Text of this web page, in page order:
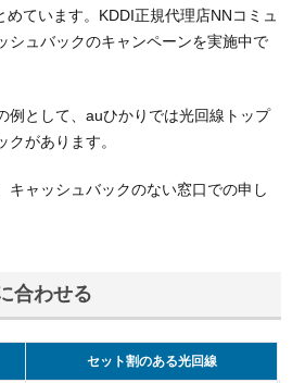
めています。KDDI正規代理店NNコミュ
シュバックのキャンペーンを実施中で
例として、auひかりでは光回線トップ
クがあります。
キャッシュバックのない窓口での申し
合わせる
セット割のある光回線